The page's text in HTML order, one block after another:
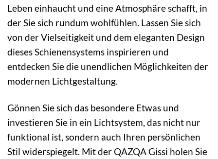
Leben einhaucht und eine Atmosphäre schafft, in
der Sie sich rundum wohlfühlen. Lassen Sie sich
von der Vielseitigkeit und dem eleganten Design
dieses Schienensystems inspirieren und
entdecken Sie die unendlichen Möglichkeiten der
modernen Lichtgestaltung.
Gönnen Sie sich das besondere Etwas und
investieren Sie in ein Lichtsystem, das nicht nur
funktional ist, sondern auch Ihren persönlichen
Stil widerspiegelt. Mit der QAZQA Gissi holen Sie